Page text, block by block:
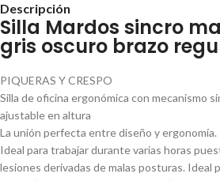
Descripción
Silla Mardos sincro
gris oscuro brazo
PIQUERAS Y CRESPO
Silla de oficina ergonómica con mecanismo
ajustable en altura
La unión perfecta entre diseño y
Ideal para trabajar durante varias horas
lesiones derivadas de malas posturas. Ideal